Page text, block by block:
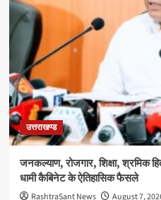
उत्तराखण्ड
जनकल्याण, रोजगार, शिक्षा, श्रमिक
धामी कैबिनेट के ऐतिहासिक फैसले
RashtraSant News August 7,